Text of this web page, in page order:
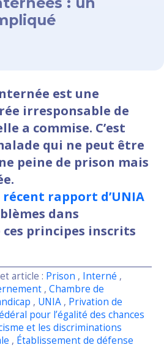
est une
irresponsable de
a commise. C’est
qui ne peut être
peine de prison mais
récent rapport d’UNIA
dans
principes inscrits
article : Prison , Interné ,
, Chambre de
, UNIA , Privation de
pour l’égalité des chances
et les discriminations
, Établissement de défense